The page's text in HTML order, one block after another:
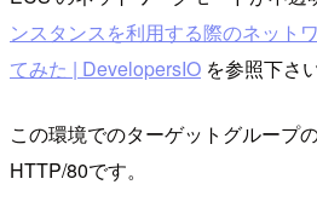
ンスタンスを利用する際のネット
てみた | DevelopersIO を参照下さい
この環境でのターゲットグループ
HTTP/80です。